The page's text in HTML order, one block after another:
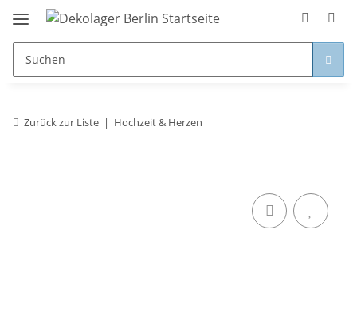
Zurück zur Liste Hochzeit & Herzen